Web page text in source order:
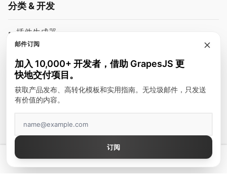
💡 拥有真正好用的 GrapesJS 编辑器 — 起价 $300
分类 & 开发
插件生成器
模块
富文本编辑器
邮件模板
建站工具
顶级作者
GrapesJS Official
邮件订阅
加入 10,000+ 开发者，借助 GrapesJS 更
快地交付项目。
获取产品发布、高转化模板和实用指南。无垃圾邮件，只发送
有价值的内容。
订阅